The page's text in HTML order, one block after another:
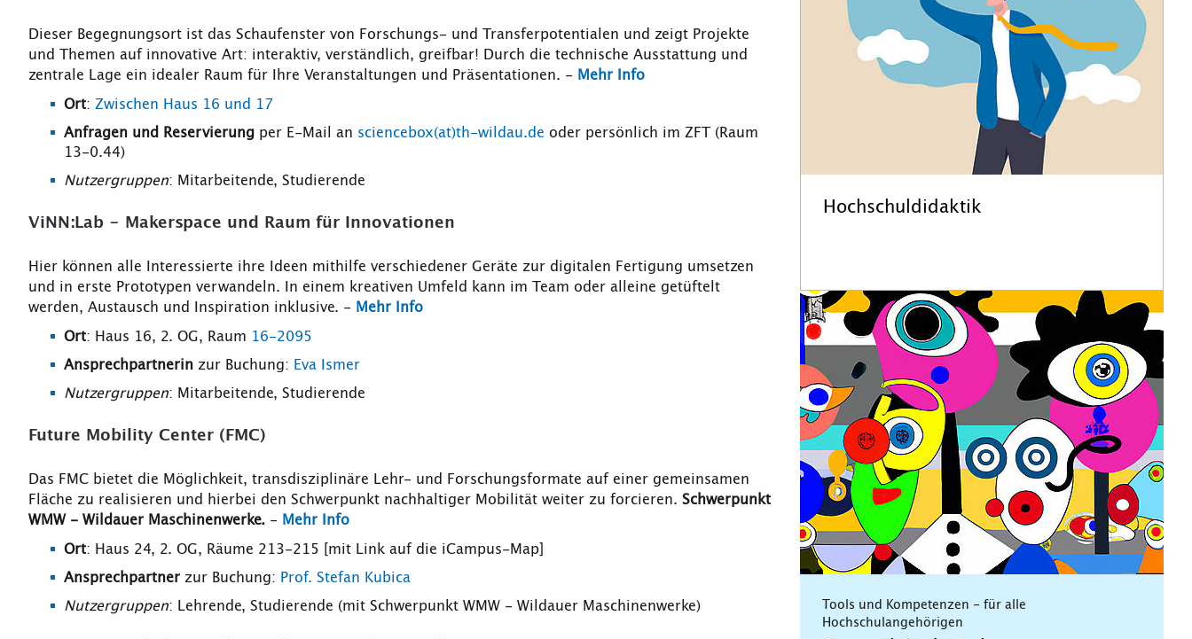
Dieser Begegnungsort ist das Schaufenster von Forschungs- und Transferpotentialen und zeigt Projekte
und Themen auf innovative Art: interaktiv, verständlich, greifbar! Durch die technische Ausstattung und
zentrale Lage ein idealer Raum für Ihre Veranstaltungen und Präsentationen. - Mehr Info
Ort: Zwischen Haus 16 und 17
Anfragen und Reservierung per E-Mail an sciencebox(at)th-wildau.de oder persönlich im ZFT (Raum
13-0.44)
Nutzergruppen: Mitarbeitende, Studierende
ViNN:Lab - Makerspace und Raum für Innovationen
Hier können alle Interessierte ihre Ideen mithilfe verschiedener Geräte zur digitalen Fertigung umsetzen
und in erste Prototypen verwandeln. In einem kreativen Umfeld kann im Team oder alleine getüftelt
werden, Austausch und Inspiration inklusive. - Mehr Info
Ort: Haus 16, 2. OG, Raum 16-2095
Ansprechpartnerin zur Buchung: Eva Ismer
Nutzergruppen: Mitarbeitende, Studierende
Future Mobility Center (FMC)
Das FMC bietet die Möglichkeit, transdisziplinäre Lehr- und Forschungsformate auf einer gemeinsamen
Fläche zu realisieren und hierbei den Schwerpunkt nachhaltiger Mobilität weiter zu forcieren. Schwerpunkt
WMW - Wildauer Maschinenwerke. - Mehr Info
Ort: Haus 24, 2. OG, Räume 213-215 [mit Link auf die iCampus-Map]
Ansprechpartner zur Buchung: Prof. Stefan Kubica
Nutzergruppen: Lehrende, Studierende (mit Schwerpunkt WMW - Wildauer Maschinenwerke)
Hochschuldidaktik
Tools und Kompetenzen - für alle
Hochschulangehörigen